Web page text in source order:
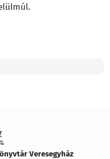
Veresegyház